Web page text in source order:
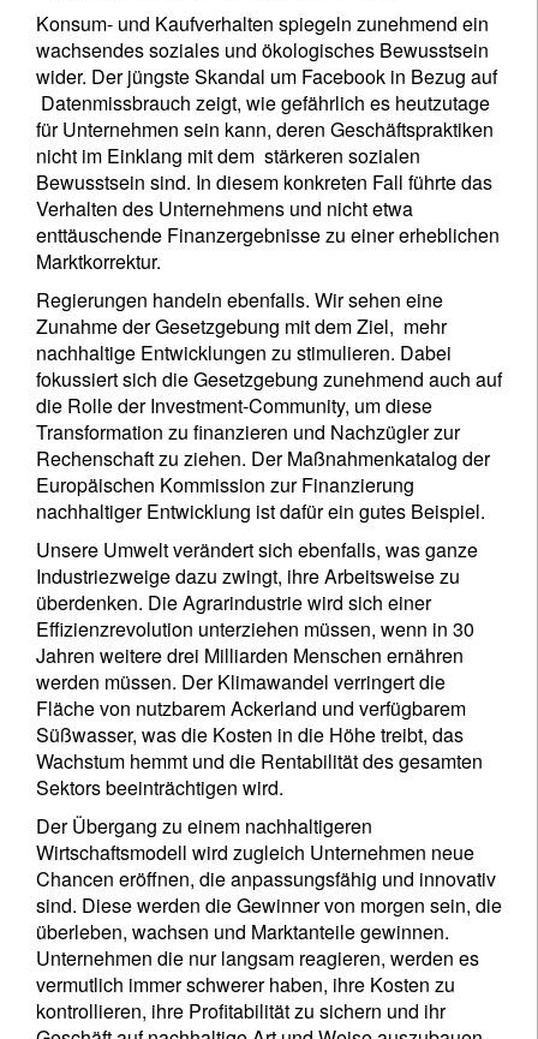
Konsum- und Kaufverhalten spiegeln zunehmend ein
wachsendes soziales und ökologisches Bewusstsein
wider. Der jüngste Skandal um Facebook in Bezug auf
Datenmissbrauch zeigt, wie gefährlich es heutzutage
für Unternehmen sein kann, deren Geschäftspraktiken
nicht im Einklang mit dem stärkeren sozialen
Bewusstsein sind. In diesem konkreten Fall führte das
Verhalten des Unternehmens und nicht etwa
enttäuschende Finanzergebnisse zu einer erheblichen
Marktkorrektur.
Regierungen handeln ebenfalls. Wir sehen eine
Zunahme der Gesetzgebung mit dem Ziel, mehr
nachhaltige Entwicklungen zu stimulieren. Dabei
fokussiert sich die Gesetzgebung zunehmend auch auf
die Rolle der Investment-Community, um diese
Transformation zu finanzieren und Nachzügler zur
Rechenschaft zu ziehen. Der Maßnahmenkatalog der
Europäischen Kommission zur Finanzierung
nachhaltiger Entwicklung ist dafür ein gutes Beispiel.
Unsere Umwelt verändert sich ebenfalls, was ganze
Industriezweige dazu zwingt, ihre Arbeitsweise zu
überdenken. Die Agrarindustrie wird sich einer
Effizienzrevolution unterziehen müssen, wenn in 30
Jahren weitere drei Milliarden Menschen ernähren
werden müssen. Der Klimawandel verringert die
Fläche von nutzbarem Ackerland und verfügbarem
Süßwasser, was die Kosten in die Höhe treibt, das
Wachstum hemmt und die Rentabilität des gesamten
Sektors beeinträchtigen wird.
Der Übergang zu einem nachhaltigeren
Wirtschaftsmodell wird zugleich Unternehmen neue
Chancen eröffnen, die anpassungsfähig und innovativ
sind. Diese werden die Gewinner von morgen sein, die
überleben, wachsen und Marktanteile gewinnen.
Unternehmen die nur langsam reagieren, werden es
vermutlich immer schwerer haben, ihre Kosten zu
kontrollieren, ihre Profitabilität zu sichern und ihr